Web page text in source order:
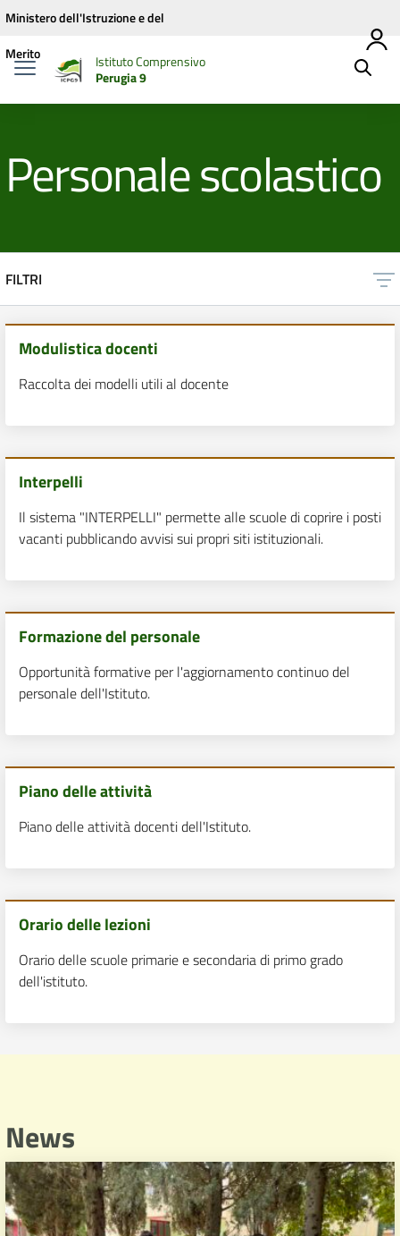
Vai ai contenuti
Vai al menu di navigazione
Vai al footer
Ministero dell'Istruzione e del
Merito
Istituto Comprensivo
Perugia 9
Personale scolastico
FILTRI
Modulistica docenti
Raccolta dei modelli utili al docente
Interpelli
Il sistema "INTERPELLI" permette alle scuole di coprire i posti
vacanti pubblicando avvisi sui propri siti istituzionali.
Formazione del personale
Opportunità formative per l'aggiornamento continuo del
personale dell'Istituto.
Piano delle attività
Piano delle attività docenti dell'Istituto.
Orario delle lezioni
Orario delle scuole primarie e secondaria di primo grado
dell'istituto.
News